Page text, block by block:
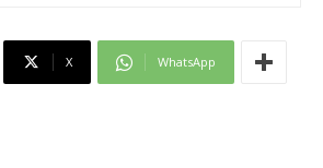
X WhatsApp